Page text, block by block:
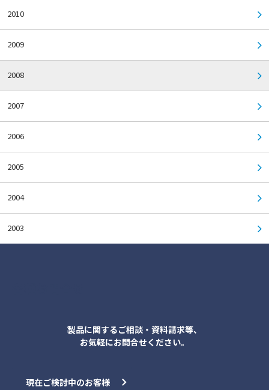
2010
2009
2008
2007
2006
2005
2004
2003
製品に関するご相談・資料請求等、
お気軽にお問合せください。
現在ご検討中のお客様